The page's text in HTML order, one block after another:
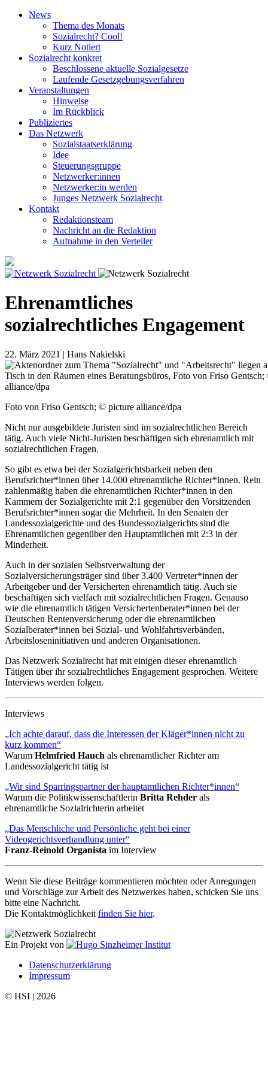
News
Thema des Monats
Sozialrecht? Cool!
Kurz Notiert
Sozialrecht konkret
Beschlossene aktuelle Sozialgesetze
Laufende Gesetz­gebungs­verfahren
Veranstaltungen
Hinweise
Im Rückblick
Publiziertes
Das Netzwerk
Sozial­staats­erklärung
Idee
Steuerungsgruppe
Netzwerker:innen
Netzwerker:in werden
Junges Netzwerk Sozialrecht
Kontakt
Redaktionsteam
Nachricht an die Redaktion
Aufnahme in den Verteiler
Ehrenamtliches
sozialrechtliches Engagement
22. März 2021 | Hans Nakielski
Foto von Friso Gentsch; © picture alliance/dpa
Nicht nur ausgebildete Juristen sind im sozialrechtlichen Bereich
tätig. Auch viele Nicht-Juristen beschäftigen sich ehrenamtlich mit
sozialrechtlichen Fragen.
So gibt es etwa bei der Sozialgerichtsbarkeit neben den
Berufsrichter*innen über 14.000 ehrenamtliche Richter*innen. Rein
zahlenmäßig haben die ehrenamtlichen Richter*innen in den
Kammern der Sozialgerichte mit 2:1 gegenüber den Vorsitzenden
Berufsrichter*innen sogar die Mehrheit. In den Senaten der
Landessozialgerichte und des Bundessozialgerichts sind die
Ehrenamtlichen gegenüber den Hauptamtlichen mit 2:3 in der
Minderheit.
Auch in der sozialen Selbstverwaltung der
Sozialversicherungsträger sind über 3.400 Vertreter*innen der
Arbeitgeber und der Versicherten ehrenamtlich tätig. Auch sie
beschäftigen sich vielfach mit sozialrechtlichen Fragen. Genauso
wie die ehrenamtlich tätigen Versichertenberater*innen bei der
Deutschen Rentenversicherung oder die ehrenamtlichen
Sozialberater*innen bei Sozial- und Wohlfahrtsverbänden,
Arbeitsloseninitiativen und anderen Organisationen.
Das Netzwerk Sozialrecht hat mit einigen dieser ehrenamtlich
Tätigen über ihr sozialrechtliches Engagement gesprochen. Weitere
Interviews werden folgen.
Interviews
„Ich achte darauf, dass die Interessen der Kläger*innen nicht zu
kurz kommen“
Warum Helmfried Hauch als ehrenamtlicher Richter am
Landessozialgericht tätig ist
„Wir sind Sparringspartner der hauptamtlichen Richter*innen“
Warum die Politikwissenschaftlerin Britta Rehder als
ehrenamtliche Sozialrichterin arbeitet
„Das Menschliche und Persönliche geht bei einer
Videogerichtsverhandlung unter“
Franz-Reinold Organista im Interview
Wenn Sie diese Beiträge kommentieren möchten oder Anregungen
und Vorschläge zur Arbeit des Netzwerkes haben, schicken Sie uns
bitte eine Nachricht.
Die Kontaktmöglichkeit finden Sie hier.
Ein Projekt von
Datenschutzerklärung
Impressum
© HSI | 2026